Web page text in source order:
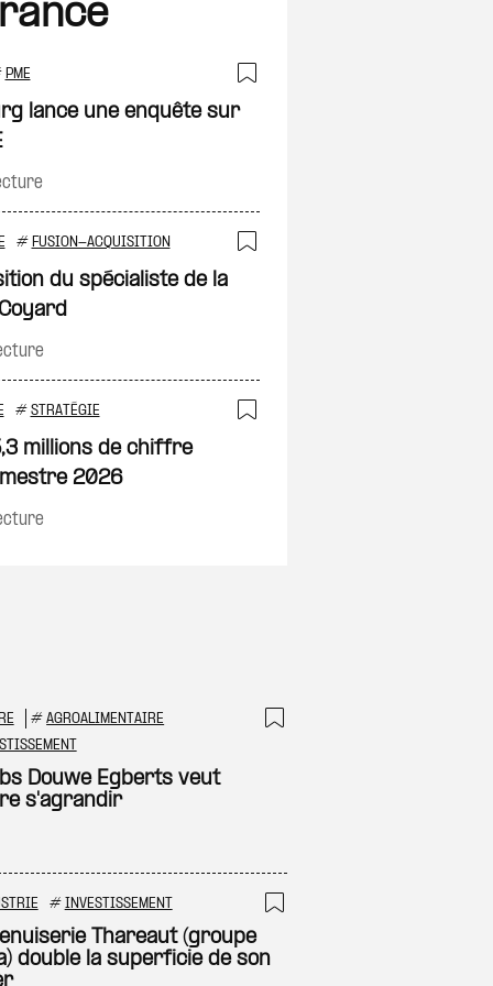
PME
Ajouter à ma
lance une enquête sur
# FUSION-ACQUISITION
du spécialiste de la
# STRATÉGIE
millions de chiffre
2026
ma sélection
#AGROALIMENTAIRE
Douwe Egberts veut
s'agrandir
à ma sélection
# INVESTISSEMENT
Thareaut (groupe
double la superficie de son